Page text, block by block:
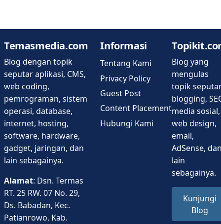
Temasmedia.com
Blog dengan topik
seputar aplikasi, CMS,
web coding,
pemrograman, sistem
operasi, database,
internet, hosting,
software, hardware,
gadget, jaringan, dan
lain sebagainya.
Alamat: Dsn. Termas
RT. 25 RW. 07 No. 29,
Ds. Babadan, Kec.
Patianrowo, Kab.
Informasi
Tentang Kami
Privacy Policy
Guest Post
Content Placement
Hubungi Kami
Blog yang
mengulas
topik
blogging,
media sosial,
web design,
email,
AdSense,
lain
sebagainya.
Kunjungi
Blog